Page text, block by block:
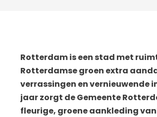
Rotterdam is een stad met
Rotterdamse groen extra
verrassingen en vernieuwende
jaar zorgt de Gemeente
fleurige, groene aankleding